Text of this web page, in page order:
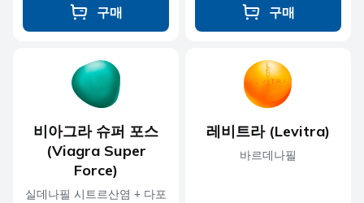
구매 구매
비아그라 슈퍼 포스
(Viagra Super
Force)
실데나필 시트르산염 + 다포
레비트라 (Levitra)
바르데나필